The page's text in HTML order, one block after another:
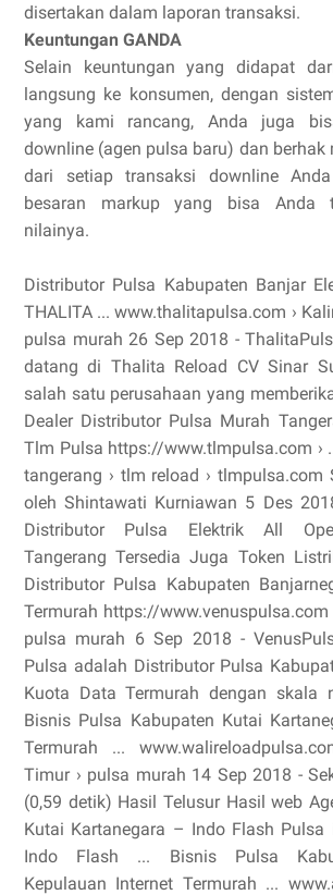
disertakan dalam laporan transaksi.
Keuntungan GANDA
Selain keuntungan yang didapat
langsung ke konsumen, dengan
yang kami rancang, Anda juga
downline (agen pulsa baru) dan berhak
dari setiap transaksi downline
besaran markup yang bisa Anda
nilainya.
Distributor Pulsa Kabupaten Banjar
THALITA ... www.thalitapulsa.com ›
pulsa murah 26 Sep 2018 -
datang di Thalita Reload CV Sinar
salah satu perusahaan yang
Dealer Distributor Pulsa Murah
Tlm Pulsa https://www.tlmpulsa.com ›
tangerang › tlm reload › tlmpulsa.com
oleh Shintawati Kurniawan 5 Des
Distributor Pulsa Elektrik All
Tangerang Tersedia Juga Token
Distributor Pulsa Kabupaten
Termurah https://www.venuspulsa.com
pulsa murah 6 Sep 2018 -
Pulsa adalah Distributor Pulsa
Kuota Data Termurah dengan skala
Bisnis Pulsa Kabupaten Kutai
Termurah ...
Timur › pulsa murah 14 Sep 2018 -
(0,59 detik) Hasil Telusur Hasil web
Kutai Kartanegara – Indo Flash Pulsa
Indo Flash ... Bisnis Pulsa
Kepulauan Internet Termurah ...